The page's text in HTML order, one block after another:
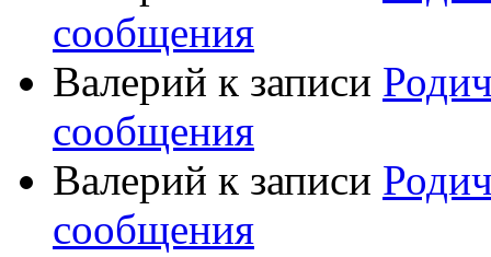
сообщения
Валерий к записи
сообщения
Валерий к записи
сообщения